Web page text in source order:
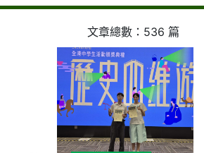
文章總數：536 篇